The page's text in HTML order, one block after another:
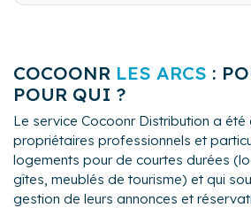
COCOONR LES ARCS :
POUR QUI ?
Le service Cocoonr Distribution a été
propriétaires professionnels et
logements pour de courtes durées
gîtes, meublés de tourisme) et qui
gestion de leurs annonces et